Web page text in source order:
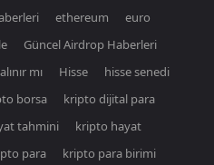
ethereum
euro
Güncel Airdrop Haberleri
mı Hisse
hisse senedi
borsa
kripto dijital para
tahmini
kripto hayat
para kripto para birimi